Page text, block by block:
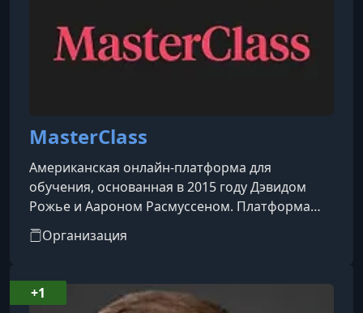
MasterClass
Американская онлайн-платформа для
обучения, основанная в 2015 году Дэвидом
Рожье и Аароном Расмуссеном. Платформа
предоставляет доступ к видеокурсам,
созданным и представленным мировыми
областях.​Особенности
платформы:Преподаватели: Среди
Организация
+1